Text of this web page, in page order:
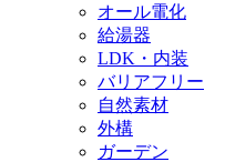
オール電化
給湯器
LDK・内装
バリアフリー
自然素材
外構
ガーデン